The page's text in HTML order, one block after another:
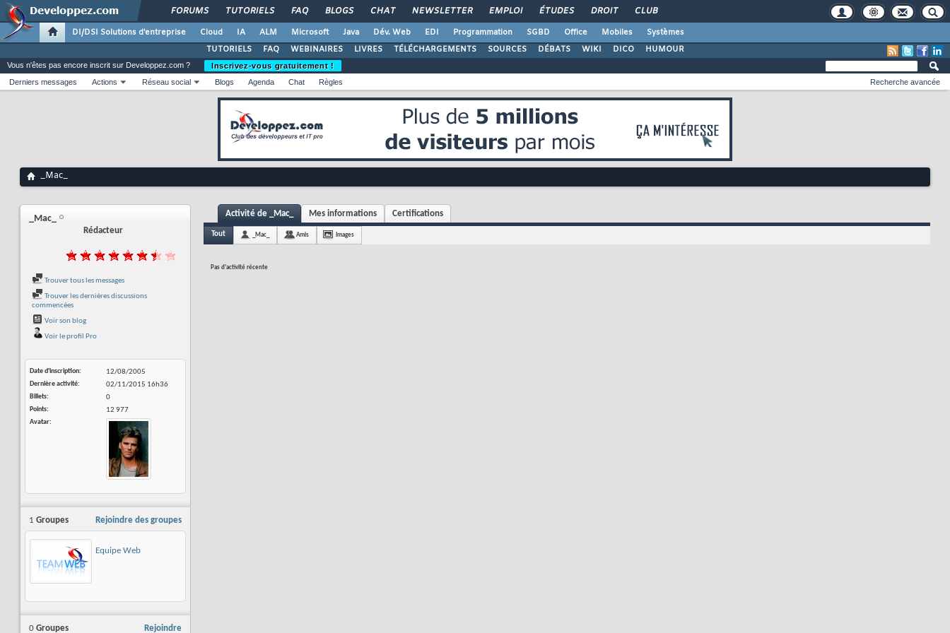
FORUMS TUTORIELS FAQ BLOGS CHAT NEWSLETTER EMPLOI ÉTUDES DROIT CLUB
DI/DSI Solutions d'entreprise Cloud IA ALM Microsoft Java Dév. Web EDI Programmation SGBD Office Mobiles
Systèmes
TUTORIELS
FAQ WEBINAIRES LIVRES TÉLÉCHARGEMENTS SOURCES DÉBATS WIKI DICO HUMOUR
Vous n'êtes pas encore inscrit sur Developpez.com ?
Inscrivez-vous gratuitement !
Derniers messages
Actions Réseau social Blogs Agenda Chat Règles Recherche avancée
_Mac_
_Mac_
Rédacteur
Trouver tous les messages
Trouver les dernières discussions
commencées
Voir son blog
Voir le profil Pro
Date d'inscription
12/08/2005
Dernière activité
02/11/2015 16h36
Billets
0
Points
12 977
Avatar
Rejoindre des groupes
1 Groupes
Equipe Web
Rejoindre
0 Groupes
Activité de _Mac_ Mes informations Certifications
Tout _Mac_ Amis Images
Pas d'activité récente